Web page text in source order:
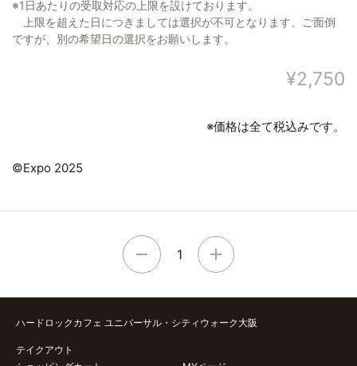
※1日あたりの受取対応の上限を設けております。
上限を超えた日につきましては選択が不可となります。ご面倒
ですが、別の希望日の選択をお願いします。
¥2,750
※価格は全て税込みです。
©Expo 2025
1
ハードロックカフェ ユニバーサル・シティウォーク大阪
テイクアウト